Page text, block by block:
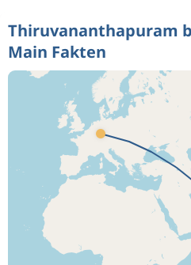
Thiruvananthapuram
Main Fakten